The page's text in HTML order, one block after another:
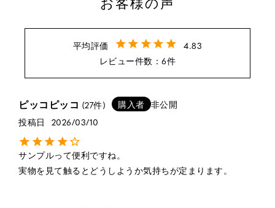
4.83
6
ピッコピッコ 27 購入者 非公開
投稿日
2026/03/10
サンプルって便利ですね。
実物を見て触るとどうしようか気持ちが定まります。